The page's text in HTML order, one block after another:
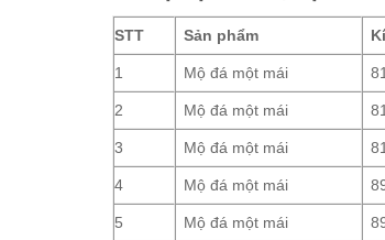
STT Sản phẩm
1 Mộ đá một mái
2 Mộ đá một mái
3 Mộ đá một mái
4 Mộ đá một mái
5 Mộ đá một mái